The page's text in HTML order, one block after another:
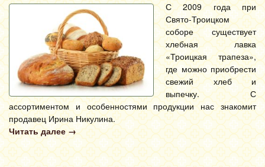
С 2009 года при
Свято-Троицком
соборе существует
хлебная лавка
«Троицкая трапеза»,
где можно приобрести
свежий хлеб и
выпечку. С
ассортиментом и особенностями продукции нас знакомит
продавец Ирина Никулина.
Читать далее →